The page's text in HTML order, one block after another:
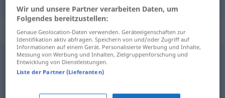
Synonyme für "beginnen"
aufnehmen (Gespräche, Verhandlungen, die Arbeit)
Wir und unsere Partner verarbeiten Daten, um
Folgendes bereitzustellen:
Genaue Geolocation-Daten verwenden. Geräteeigenschaften zur
Identifikation aktiv abfragen. Speichern von und/oder Zugriff auf
Informationen auf einem Gerät. Personalisierte Werbung und Inhalte,
Messung von Werbung und Inhalten, Zielgruppenforschung und
Entwicklung von Dienstleistungen.
Liste der Partner (Lieferanten)